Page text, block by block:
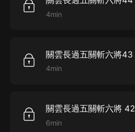
4min
關雲長過五關斬六將43
4min
關雲長過五關斬六將 42
6min